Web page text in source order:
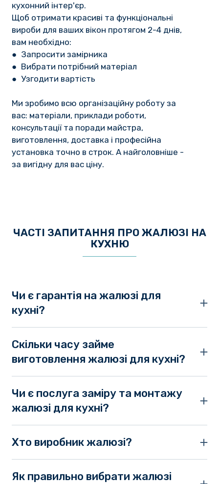
кухонний інтер'єр.
Щоб отримати красиві та функціональні
вироби для ваших вікон протягом 2-4 днів,
вам необхідно:
● Запросити замірника
● Вибрати потрібний матеріал
● Узгодити вартість
Ми зробимо всю організаційну роботу за
вас: матеріали, приклади роботи,
консультації та поради майстра,
виготовлення, доставка і професійна
установка точно в строк. А найголовніше -
за вигідну для вас ціну.
ЧАСТІ ЗАПИТАННЯ ПРО ЖАЛЮЗІ НА
КУХНЮ
Чи є гарантія на жалюзі для
кухні?
Скільки часу займе
виготовлення жалюзі для кухні?
Чи є послуга заміру та монтажу
жалюзі для кухні?
Хто виробник жалюзі?
Як правильно вибрати жалюзі